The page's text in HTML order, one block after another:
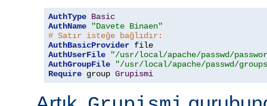
AuthType Basic
AuthName
"Davete Binaen"
# Satır isteğe bağlıdır:
AuthBasicProvider
AuthUserFile
"/usr/local/apache/passwd/
AuthGroupFile
"/usr/local/apache/passwd/
Require group Grupismi